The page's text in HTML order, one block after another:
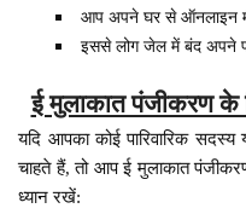
आप अपने घर से ऑनलाइन
इससे लोग जेल में बंद अपने
ई मुलाकात पंजीकरण
यदि आपका कोई पारिवारिक
चाहते हैं, तो आप ई मुलाकात
ध्यान रखें: